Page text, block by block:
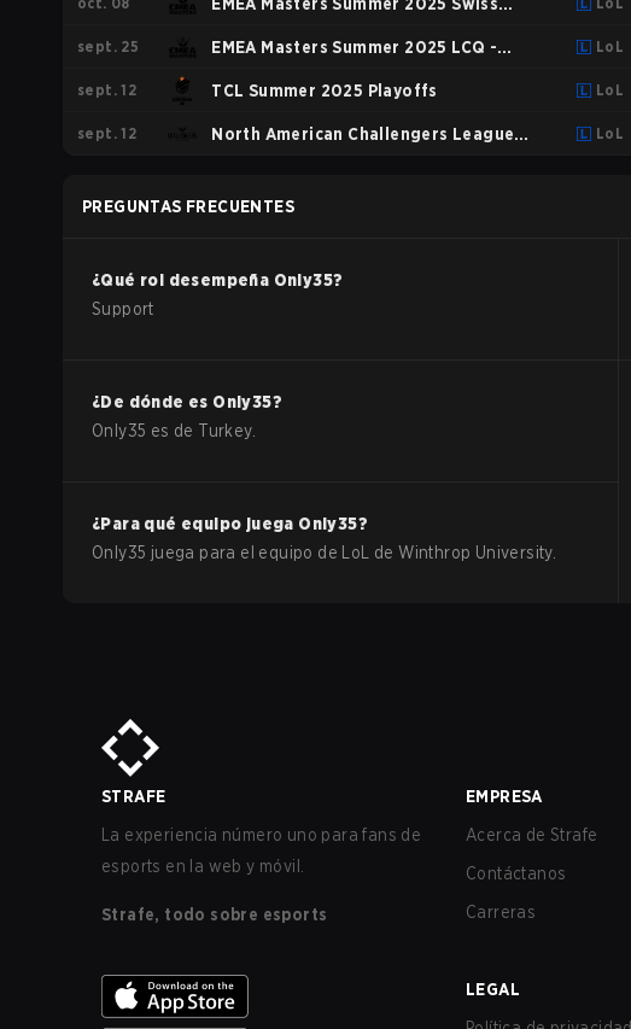
Stage
sept. 25 EMEA Masters Summer 2025 LCQ -
Group C
LoL
sept. 12 TCL Summer 2025 Playoffs LoL
sept. 12 North American Challengers League LoL
PREGUNTAS FRECUENTES
¿Qué rol desempeña Only35?
Support
¿De dónde es Only35?
Only35 es de Turkey.
¿Para qué equipo juega Only35?
Only35 juega para el equipo de LoL deWinthrop University.
STRAFE
La experiencia número uno para fans de
esports en la web y móvil.
Strafe, todo sobre esports
EMPRESA
Acerca de Strafe
Contáctanos
Carreras
LEGAL